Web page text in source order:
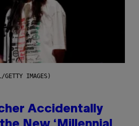
GETTY IMAGES)
Accidentally